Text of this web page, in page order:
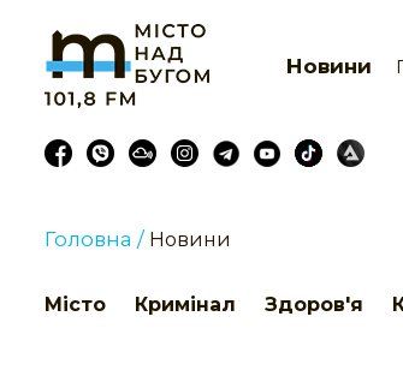
Новини
Головна / Новини
Місто Кримінал Здоров'я